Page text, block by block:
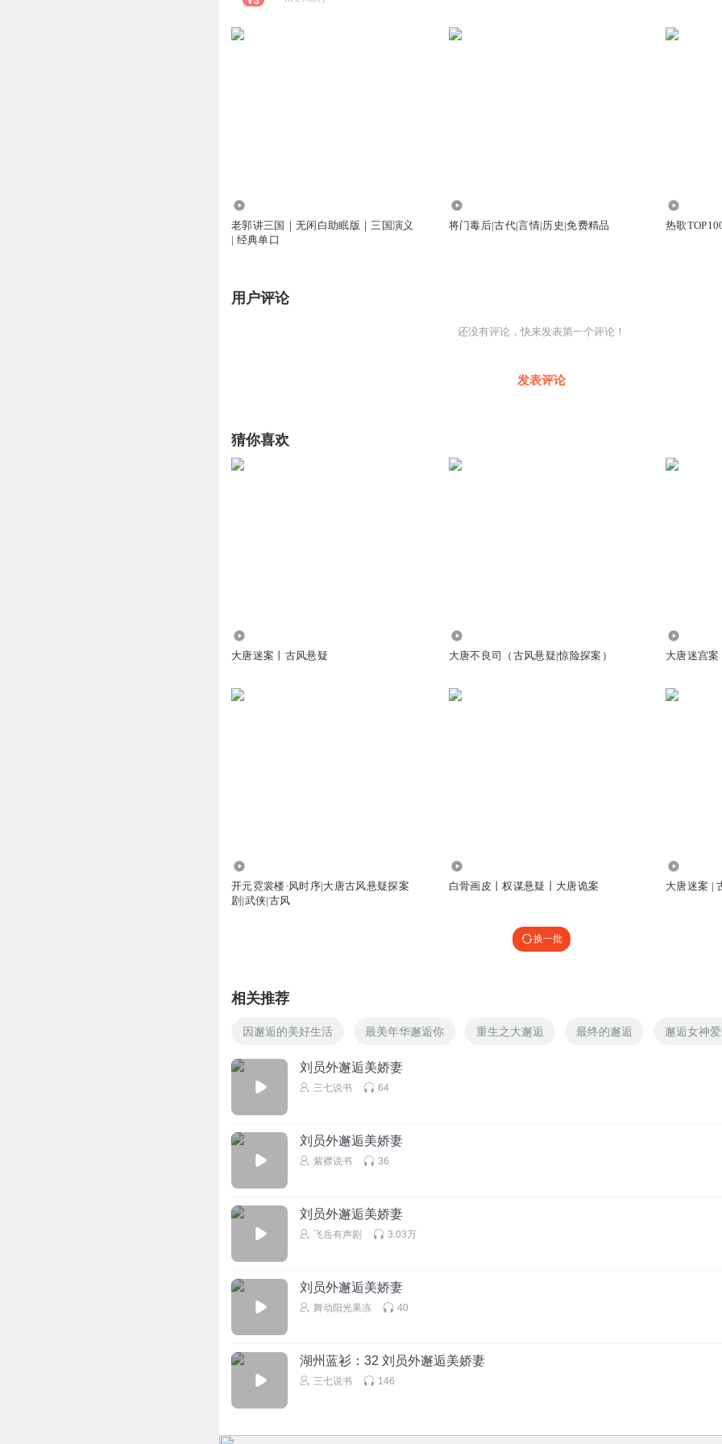
老郭讲三国｜无闲白助眠版｜三国演义
| 经典单口
将门毒后|古代|言情|历史|免费精品 热歌
用户评论
还没有评论，快来发表第一个评论！
发表评论
猜你喜欢
大唐迷案丨古风悬疑 大唐不良司（古风悬疑|惊险探案） 大唐迷宫
开元霓裳楼·风时序|大唐古风悬疑探案
剧|武侠|古风
白骨画皮丨权谋悬疑丨大唐诡案 大唐迷案 |
换一批
相关推荐
因邂逅的美好生活 最美年华邂逅你 重生之大邂逅 最终的邂逅 邂逅女神
刘员外邂逅美娇妻
三七说书 64
刘员外邂逅美娇妻
紫襟说书 36
刘员外邂逅美娇妻
飞岳有声剧 3.03万
刘员外邂逅美娇妻
舞动阳光果冻 40
湖州蓝衫：32 刘员外邂逅美娇妻
三七说书 146